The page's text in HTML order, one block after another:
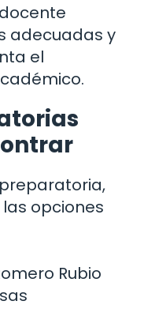
adecuadas y
el
opciones
Rubio